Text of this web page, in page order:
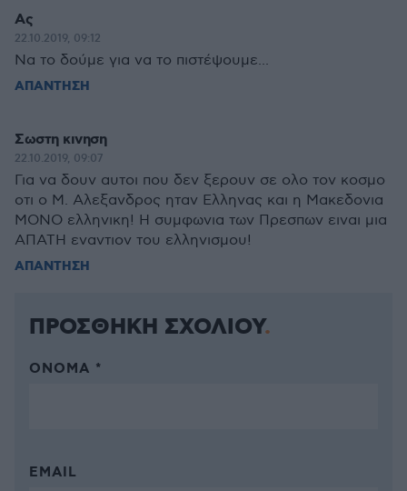
Ας
22.10.2019, 09:12
Να το δούμε για να το πιστέψουμε...
ΑΠΑΝΤΗΣΗ
Σωστη κινηση
22.10.2019, 09:07
Για να δουν αυτοι που δεν ξερουν σε ολο τον κοσμο
οτι ο Μ. Αλεξανδρος ηταν Ελληνας και η Μακεδονια
ΜΟΝΟ ελληνικη! Η συμφωνια των Πρεσπων ειναι μια
ΑΠΑΤΗ εναντιον του ελληνισμου!
ΑΠΑΝΤΗΣΗ
ΠΡΟΣΘΗΚΗ ΣΧΟΛΙΟΥ
ΌΝΟΜΑ *
EMAIL